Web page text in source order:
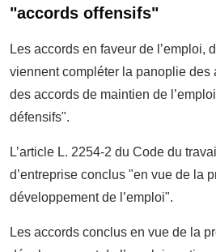
"accords offensifs"
Les accords en faveur de l’emploi,
viennent compléter la panoplie des
des accords de maintien de
défensifs".
L’article L. 2254-2 du Code du
d’entreprise conclus "en vue de la
développement de l’emploi".
Les accords conclus en vue de la